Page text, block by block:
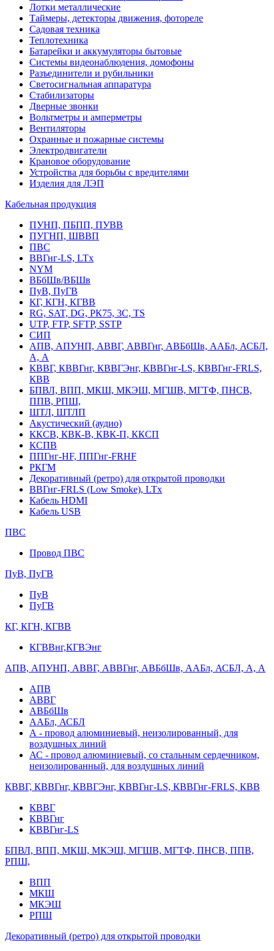
Лотки металлические
Таймеры, детекторы движения, фотореле
Садовая техника
Теплотехника
Батарейки и аккумуляторы бытовые
Системы видеонаблюдения, домофоны
Разъединители и рубильники
Светосигнальная аппаратура
Стабилизаторы
Дверные звонки
Вольтметры и амперметры
Вентиляторы
Охранные и пожарные системы
Электродвигатели
Крановое оборудование
Устройства для борьбы с вредителями
Изделия для ЛЭП
Кабельная продукция
ПУНП, ПБПП, ПУВВ
ПУГНП, ШВВП
ПВС
ВВГнг-LS, LTx
NYM
ВБбШв/ВБШв
ПуВ, ПуГВ
КГ, КГН, КГВВ
RG, SAT, DG, РК75, 3С, TS
UTP, FTP, SFTP, SSTP
СИП
АПВ, АПУНП, АВВГ, АВВГнг, АВБбШв, ААБл, АСБЛ,
А, А
КВВГ, КВВГнг, КВВГЭнг, КВВГнг-LS, КВВГнг-FRLS,
КВВ
БПВЛ, ВПП, МКШ, МКЭШ, МГШВ, МГТФ, ПНСВ,
ППВ, РПШ,
ШТЛ, ШТЛП
Акустический (аудио)
ККСВ, КВК-В, КВК-П, ККСП
КСПВ
ППГнг-HF, ППГнг-FRHF
РКГМ
Декоративный (ретро) для открытой проводки
ВВГнг-FRLS (Low Smoke), LTx
Кабель HDMI
Кабель USB
ПВС
Провод ПВС
ПуВ, ПуГВ
ПуВ
ПуГВ
КГ, КГН, КГВВ
КГВВнг,КГВЭнг
АПВ, АПУНП, АВВГ, АВВГнг, АВБбШв, ААБл, АСБЛ, А, А
АПВ
АВВГ
АВБбШв
ААБл, АСБЛ
А - провод алюминиевый, неизолированный, для
воздушных линий
АС - провод алюминиевый, со стальным сердечником,
неизолированный, для воздушных линий
КВВГ, КВВГнг, КВВГЭнг, КВВГнг-LS, КВВГнг-FRLS, КВВ
КВВГ
КВВГнг
КВВГнг-LS
БПВЛ, ВПП, МКШ, МКЭШ, МГШВ, МГТФ, ПНСВ, ППВ,
РПШ,
ВПП
МКШ
МКЭШ
РПШ
Декоративный (ретро) для открытой проводки